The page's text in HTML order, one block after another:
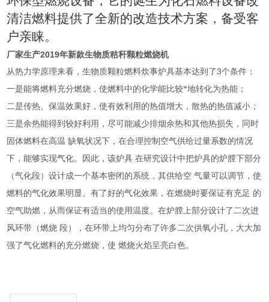
清洁燃料提供了全新的改造技术方案，备受客
户亲睐。
厂家生产2019年新款生物质秸秆颗粒燃烧机
从热力学原理来看，生物质颗粒燃料炊事炉具基本达到了3个条件：
一是能将燃料充分燃烧，使燃料中的化学能比较*地转化为热能；
二是传热、保温效果好，使有效利用的热值增大，散热的热值减小；
三是余热能得到较好利用，尽可能减少排烟余热和其他热损失，同时
固体燃料在高温 缺氧状况下，在合理控制空气供给过量系数的情况
下，能够实现气化。因此，该炉具 在研究设计中把炉具的炉膛下部分
（气化段）设计成一个基本密闭的系统，其供给空 气量可以调节，使
燃料的气化效果明显。有了好的气化效果，在燃烧时要保证有充足 的
空气助燃，从而保证有适当的使用温度。在炉膛上部分设计了二次进
风环带（燃烧 段），在环带上均匀分布了许多二次供氧小孔，大大加
强了气化燃料的充分燃烧，使 燃烧火焰呈亮白色。